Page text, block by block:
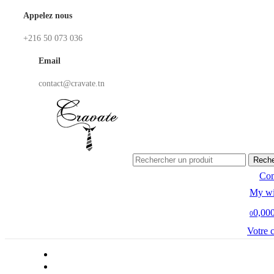
Appelez nous
+216 50 073 036
Email
contact@cravate.tn
My
0
Votre